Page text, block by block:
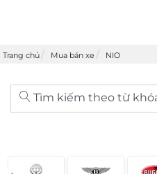
Trang chủ Mua bán xe NIO
Tìm kiếm theo từ